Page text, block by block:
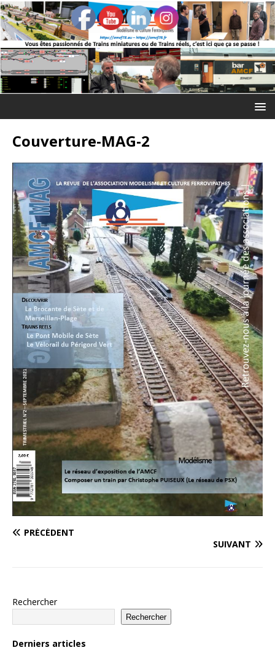
Couverture-MAG-2
PRÉCÉDENT
SUIVANT
Rechercher
Rechercher
Derniers articles